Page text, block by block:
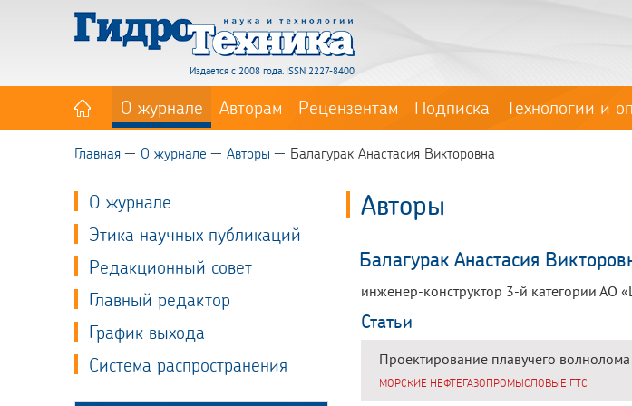
Издается с 2008 года. ISSN 2227-8400
О журнале Авторам Рецензентам Подписка Технологии и
Главная О журнале Авторы Балагурак Анастасия Викторовна
О журнале
Этика научных публикаций
Редакционный совет
Главный редактор
График выхода
Система распространения
Авторы
Балагурак Анастасия
инженер-конструктор 3-й категории
Статьи
Проектирование плавучего
МОРСКИЕ НЕФТЕГАЗОПРОМЫСЛОВЫЕ ГТС